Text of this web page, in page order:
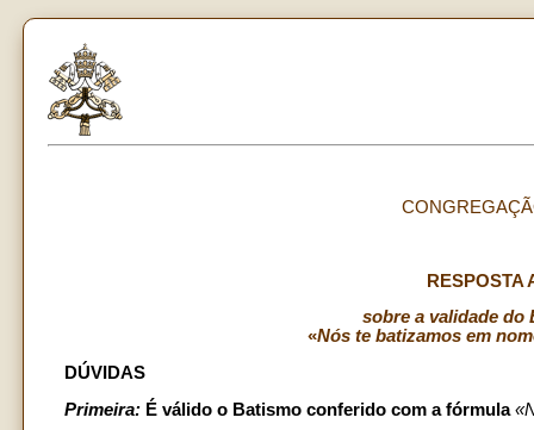
RESPOSTA
sobre a validade do
«Nós te batizamos em
DÚVIDAS
Primeira: É válido o Batismo conferido com a fórmula